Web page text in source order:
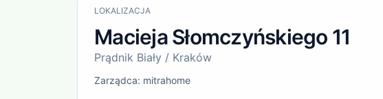
LOKALIZACJA
Macieja Słomczyńskiego 11
Prądnik Biały / Kraków
Zarządca: mitrahome